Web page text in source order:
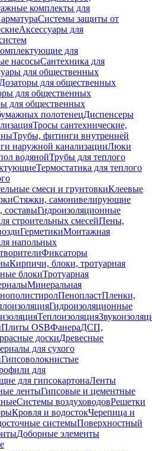
комплекты для
Системы защиты от
Аксессуары для
для
насосыСантехника для
для общественных
Дозаторы для общественных
для общественных
для общественных
полотенецДиспенсеры
Тросы сантехнические,
Трубы, фитинги внутренней
наружной канализацииЛюки
водянойТрубы для теплого
Термостатика для теплого
смеси и грунтовкиКлеевые
Стяжки, самонивелирующие
составыГидроизоляционные
строительных смесейПены,
ГерметикиМонтажная
напольных
Фиксаторы
Кирпичи, блоки, тротуарная
блокиТротуарная
Минеральная
ПенопластПленки,
Гидроизоляционные
Теплоизоляция
Плиты OSBФанераДСП,
доскиДревесные
для сухого
Гипсоволокнистые
для
для гипсокартонаЛенты
лентыГипсовые и цементные
Системы воздуховодовРешетки
Кровля и водостокЧерепица и
системыПоверхностный
Доборные элементы